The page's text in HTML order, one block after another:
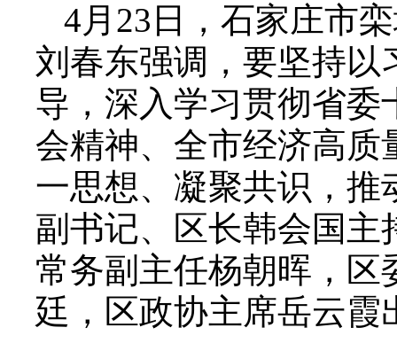
4月23日，石家庄市
刘春东强调，要坚持以
导，深入学习贯彻省委
会精神、全市经济高质
一思想、凝聚共识，推
副书记、区长韩会国主
常务副主任杨朝晖，区
廷，区政协主席岳云霞